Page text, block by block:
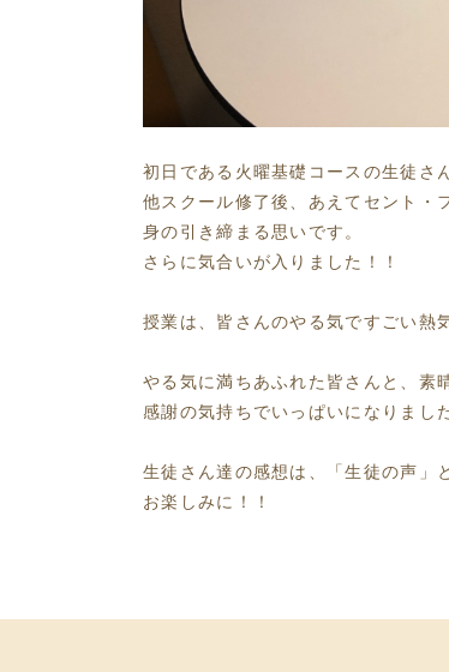
初日である火曜基礎コースの生徒さ
他スクール修了後、あえてセント・
身の引き締まる思いです。
さらに気合いが入りました！！
授業は、皆さんのやる気ですごい熱
やる気に満ちあふれた皆さんと、素
感謝の気持ちでいっぱいになりまし
生徒さん達の感想は、「生徒の声」
お楽しみに！！